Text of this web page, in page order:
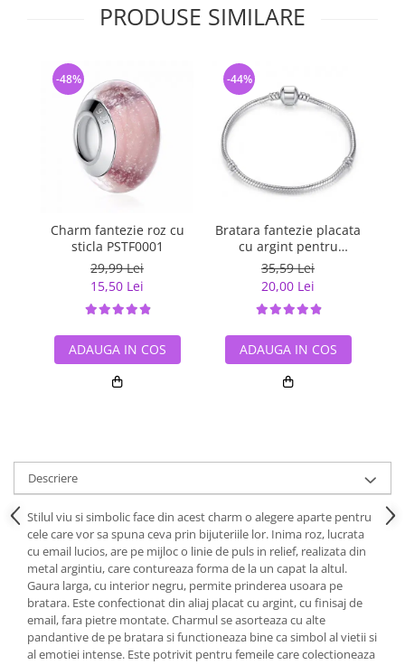
PRODUSE SIMILARE
Charm fantezie roz cu
sticla PSTF0001
29,99 Lei
15,50 Lei
-48%
ADAUGA IN COS
Bratara fantezie placata
cu argint pentru
talismane BST0002
35,59 Lei
20,00 Lei
-44%
ADAUGA IN COS
Descriere
Stilul viu si simbolic face din acest charm o alegere aparte pentru
cele care vor sa spuna ceva prin bijuteriile lor. Inima roz, lucrata
cu email lucios, are pe mijloc o linie de puls in relief, realizata din
metal argintiu, care contureaza forma de la un capat la altul.
Gaura larga, cu interior negru, permite prinderea usoara pe
bratara. Este confectionat din aliaj placat cu argint, cu finisaj de
email, fara pietre montate. Charmul se asorteaza cu alte
pandantive de pe bratara si functioneaza bine ca simbol al vietii si
al emotiei intense. Este potrivit pentru femeile care colectioneaza